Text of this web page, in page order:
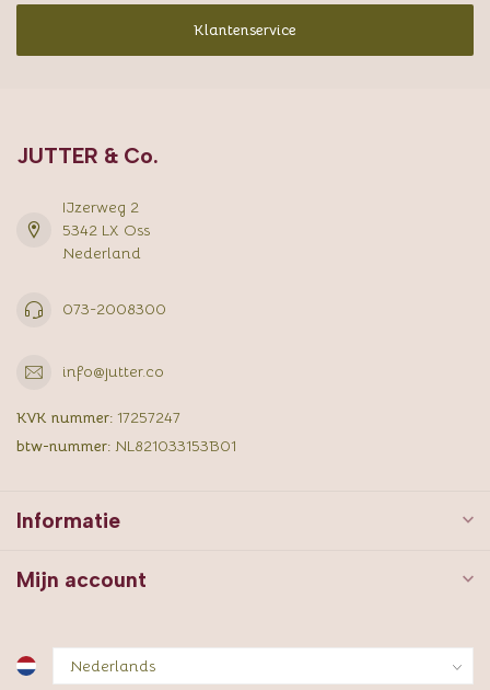
Klantenservice
JUTTER & Co.
IJzerweg 2
5342 LX Oss
Nederland
073-2008300
info@jutter.co
KVK nummer: 17257247
btw-nummer: NL821033153B01
Informatie
Mijn account